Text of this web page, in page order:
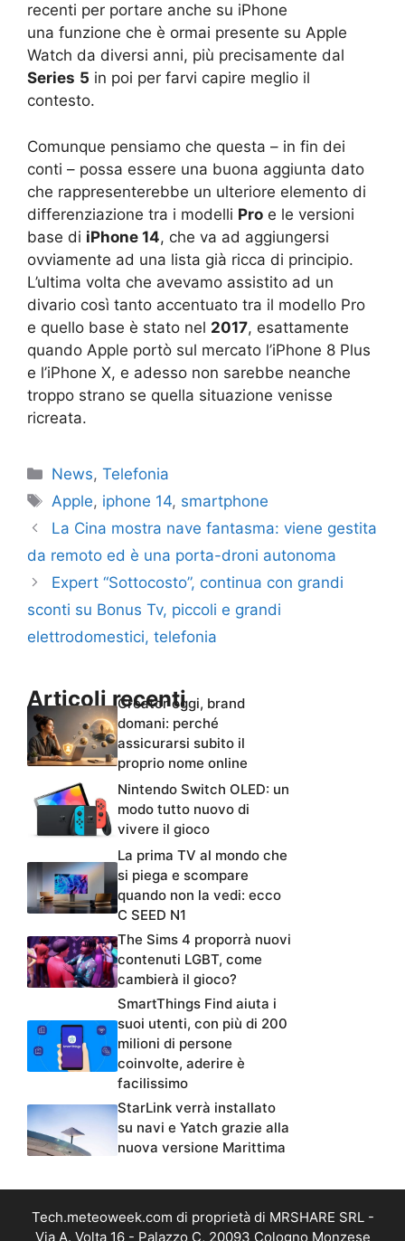
recenti per portare anche su iPhone
una funzione che è ormai presente su Apple
Watch da diversi anni, più precisamente dal
Series 5 in poi per farvi capire meglio il
contesto.
Comunque pensiamo che questa – in fin dei
conti – possa essere una buona aggiunta dato
che rappresenterebbe un ulteriore elemento di
differenziazione tra i modelli Pro e le versioni
base di iPhone 14, che va ad aggiungersi
ovviamente ad una lista già ricca di principio.
L’ultima volta che avevamo assistito ad un
divario così tanto accentuato tra il modello Pro
e quello base è stato nel 2017, esattamente
quando Apple portò sul mercato l’iPhone 8 Plus
e l’iPhone X, e adesso non sarebbe neanche
troppo strano se quella situazione venisse
ricreata.
Categorie
News,Telefonia
Tag
Apple, iphone 14, smartphone
La Cina mostra nave fantasma: viene gestita
da remoto ed è una porta-droni autonoma
Expert “Sottocosto”, continua con grandi
sconti su Bonus Tv, piccoli e grandi
elettrodomestici, telefonia
Articoli recenti
Creator oggi, brand
domani: perché
assicurarsi subito il
proprio nome online
Nintendo Switch OLED: un
modo tutto nuovo di
vivere il gioco
La prima TV al mondo che
si piega e scompare
quando non la vedi: ecco
C SEED N1
The Sims 4 proporrà nuovi
contenuti LGBT, come
cambierà il gioco?
SmartThings Find aiuta i
suoi utenti, con più di 200
milioni di persone
coinvolte, aderire è
facilissimo
StarLink verrà installato
su navi e Yatch grazie alla
nuova versione Marittima
Tech.meteoweek.com di proprietà di MRSHARE SRL -
Via A. Volta 16 - Palazzo C, 20093 Cologno Monzese